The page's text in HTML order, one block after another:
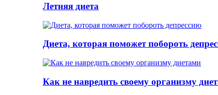
Летняя диета
Диета, которая поможет побороть
Как не навредить своему организму